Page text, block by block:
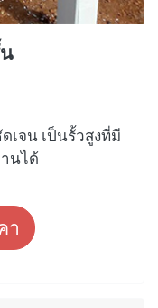
เจน เป็นรั้วสูงที่มี
นได้
า